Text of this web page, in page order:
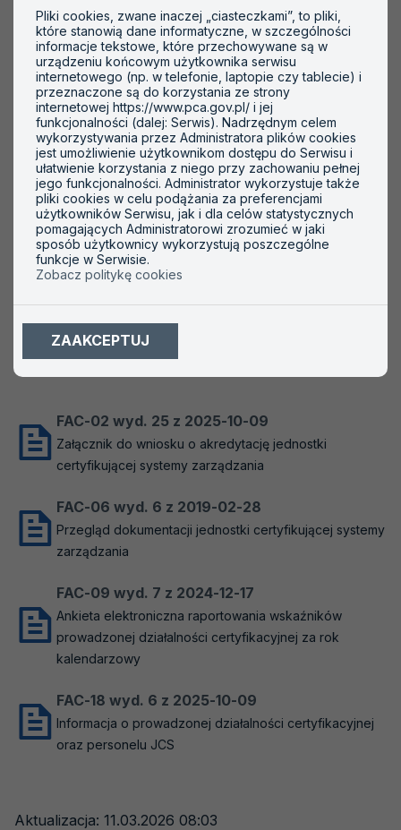
Komunikat nr 466 z 2025-10-15 (plik pdf,
160.22 KB)
Komunikat w sprawie akredytacji jednostek
certyfikujących systemy zarządzania działaniami
antykorupcyjnymi w odniesieniu do wymagań normy
ISO 37001:2025
Formularze dotyczące
jednostek certyfikujących
systemy zarządzania
FAC-02 wyd. 25 z 2025-10-09
Załącznik do wniosku o akredytację jednostki
certyfikującej systemy zarządzania
FAC-06 wyd. 6 z 2019-02-28
Przegląd dokumentacji jednostki certyfikującej systemy
zarządzania
FAC-09 wyd. 7 z 2024-12-17
Ankieta elektroniczna raportowania wskaźników
prowadzonej działalności certyfikacyjnej za rok
kalendarzowy
FAC-18 wyd. 6 z 2025-10-09
Informacja o prowadzonej działalności certyfikacyjnej
oraz personelu JCS
Aktualizacja: 11.03.2026 08:03
Pliki cookies, zwane inaczej „ciasteczkami”, to pliki,
które stanowią dane informatyczne, w szczególności
informacje tekstowe, które przechowywane są w
urządzeniu końcowym użytkownika serwisu
internetowego (np. w telefonie, laptopie czy tablecie) i
przeznaczone są do korzystania ze strony
internetowej https://www.pca.gov.pl/ i jej
funkcjonalności (dalej: Serwis). Nadrzędnym celem
wykorzystywania przez Administratora plików cookies
jest umożliwienie użytkownikom dostępu do Serwisu i
ułatwienie korzystania z niego przy zachowaniu pełnej
jego funkcjonalności. Administrator wykorzystuje także
pliki cookies w celu podążania za preferencjami
użytkowników Serwisu, jak i dla celów statystycznych
pomagających Administratorowi zrozumieć w jaki
sposób użytkownicy wykorzystują poszczególne
funkcje w Serwisie.
Zobacz politykę cookies
ZAAKCEPTUJ